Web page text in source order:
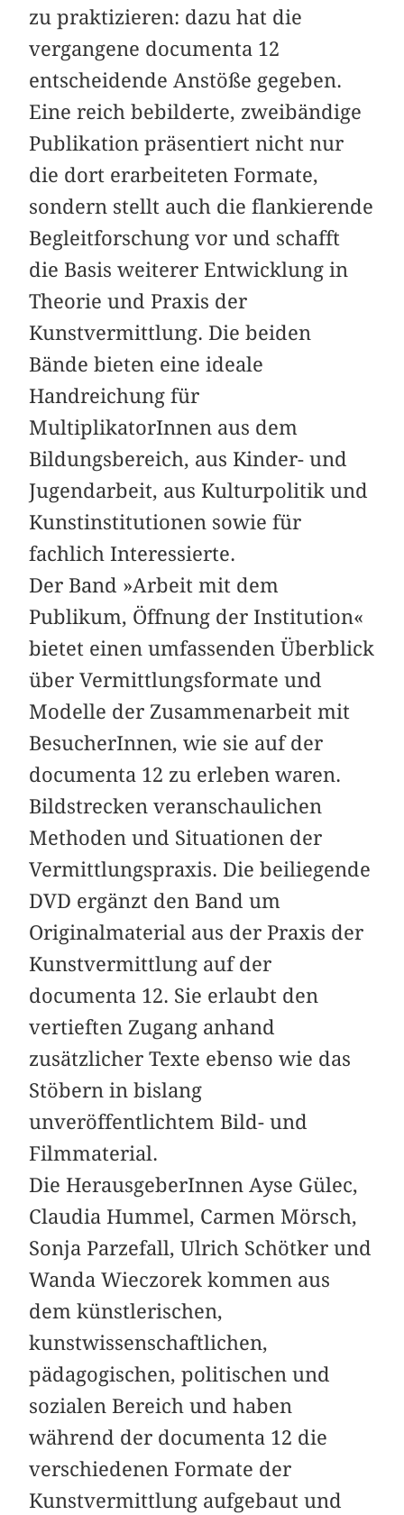
zu praktizieren: dazu hat die
vergangene documenta 12
entscheidende Anstöße gegeben.
Eine reich bebilderte, zweibändige
Publikation präsentiert nicht nur
die dort erarbeiteten Formate,
sondern stellt auch die flankierende
Begleitforschung vor und schafft
die Basis weiterer Entwicklung in
Theorie und Praxis der
Kunstvermittlung. Die beiden
Bände bieten eine ideale
Handreichung für
MultiplikatorInnen aus dem
Bildungsbereich, aus Kinder- und
Jugendarbeit, aus Kulturpolitik und
Kunstinstitutionen sowie für
fachlich Interessierte.
Der Band »Arbeit mit dem
Publikum, Öffnung der Institution«
bietet einen umfassenden Überblick
über Vermittlungsformate und
Modelle der Zusammenarbeit mit
BesucherInnen, wie sie auf der
documenta 12 zu erleben waren.
Bildstrecken veranschaulichen
Methoden und Situationen der
Vermittlungspraxis. Die beiliegende
DVD ergänzt den Band um
Originalmaterial aus der Praxis der
Kunstvermittlung auf der
documenta 12. Sie erlaubt den
vertieften Zugang anhand
zusätzlicher Texte ebenso wie das
Stöbern in bislang
unveröffentlichtem Bild- und
Filmmaterial.
Die HerausgeberInnen Ayse Gülec,
Claudia Hummel, Carmen Mörsch,
Sonja Parzefall, Ulrich Schötker und
Wanda Wieczorek kommen aus
dem künstlerischen,
kunstwissenschaftlichen,
pädagogischen, politischen und
sozialen Bereich und haben
während der documenta 12 die
verschiedenen Formate der
Kunstvermittlung aufgebaut und